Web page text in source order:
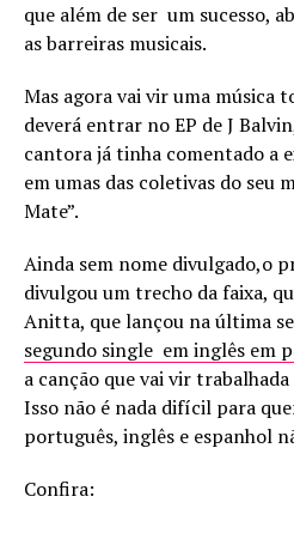
que além de ser um sucesso,
as barreiras musicais.
Mas agora vai vir uma música
deverá entrar no EP de J
cantora já tinha comentado a
em umas das coletivas do seu
Mate”.
Ainda sem nome divulgado,o
divulgou um trecho da faixa,
Anitta, que lançou na última
segundo single em inglês em
a canção que vai vir
Isso não é nada difícil para
português, inglês e espanhol
Confira: